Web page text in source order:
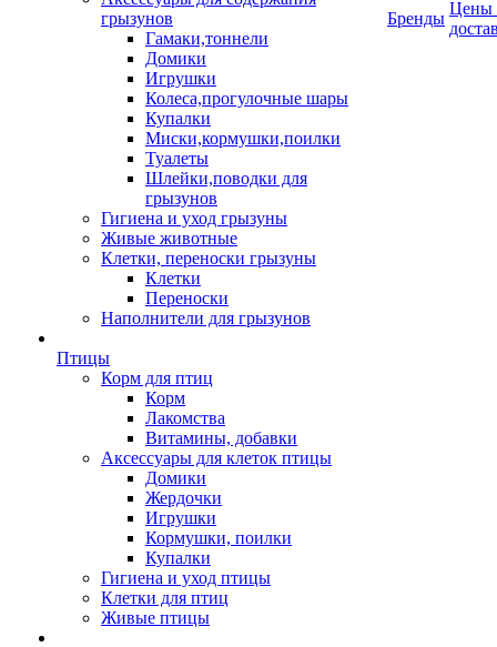
грызунов
Гамаки,тоннели
Домики
Игрушки
Колеса,прогулочные шары
Купалки
Миски,кормушки,поилки
Туалеты
Шлейки,поводки для
грызунов
Гигиена и уход грызуны
Живые животные
Клетки, переноски грызуны
Клетки
Переноски
Наполнители для грызунов
Птицы
Корм для птиц
Корм
Лакомства
Витамины, добавки
Аксессуары для клеток птицы
Домики
Жердочки
Игрушки
Кормушки, поилки
Купалки
Гигиена и уход птицы
Клетки для птиц
Живые птицы
Бренды
Цены